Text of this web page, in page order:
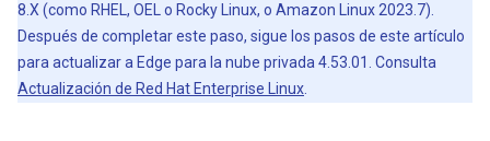
8.X (como RHEL, OEL o Rocky Linux, o Amazon Linux 2023.7).
Después de completar este paso, sigue los pasos de este artículo
para actualizar a Edge para la nube privada 4.53.01. Consulta
Actualización de Red Hat Enterprise Linux